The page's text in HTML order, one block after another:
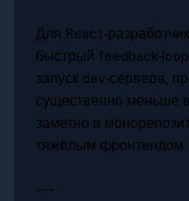
Для
быстрый
запуск dev‑сервера,
существенно меньше
заметно в
тяжёлым фронтендом.
---